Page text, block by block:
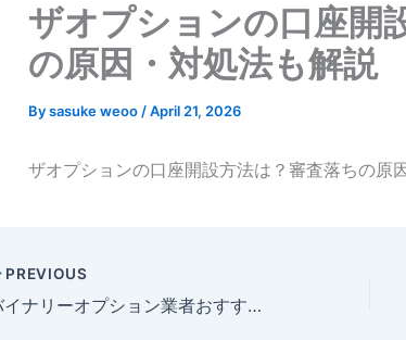
ザオプションの口座開
の原因・対処法も解説
Bysasuke weoo /April 21, 2026
ザオプションの口座開設方法は？審査落ちの原
PREVIOUS
バイナリーオプション業者おすすめランキング12選！メリットやデメリット、選び方や基本用語を解説※徹底比較【国内・海外】